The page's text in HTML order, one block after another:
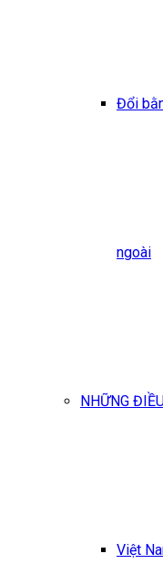
Đổi
ngoài
NHỮNG
Việt